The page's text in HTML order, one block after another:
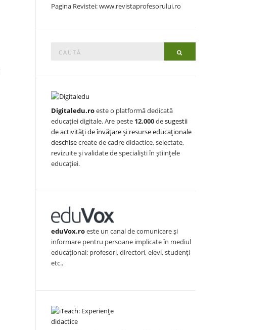
Pagina Revistei: www.revistaprofesorului.ro
for:
Digitaledu.roeste o platformă dedicată
educației digitale. Are peste 12.000desugestii
de activități de învățareși resurse educaționale
deschisecreate de cadre didactice, selectate,
revizuite și validate de specialiști în științele
educației.
eduVox.roeste un canal de comunicare și
informare pentru persoane implicate în mediul
educațional: profesori, directori, elevi, studenți
etc..